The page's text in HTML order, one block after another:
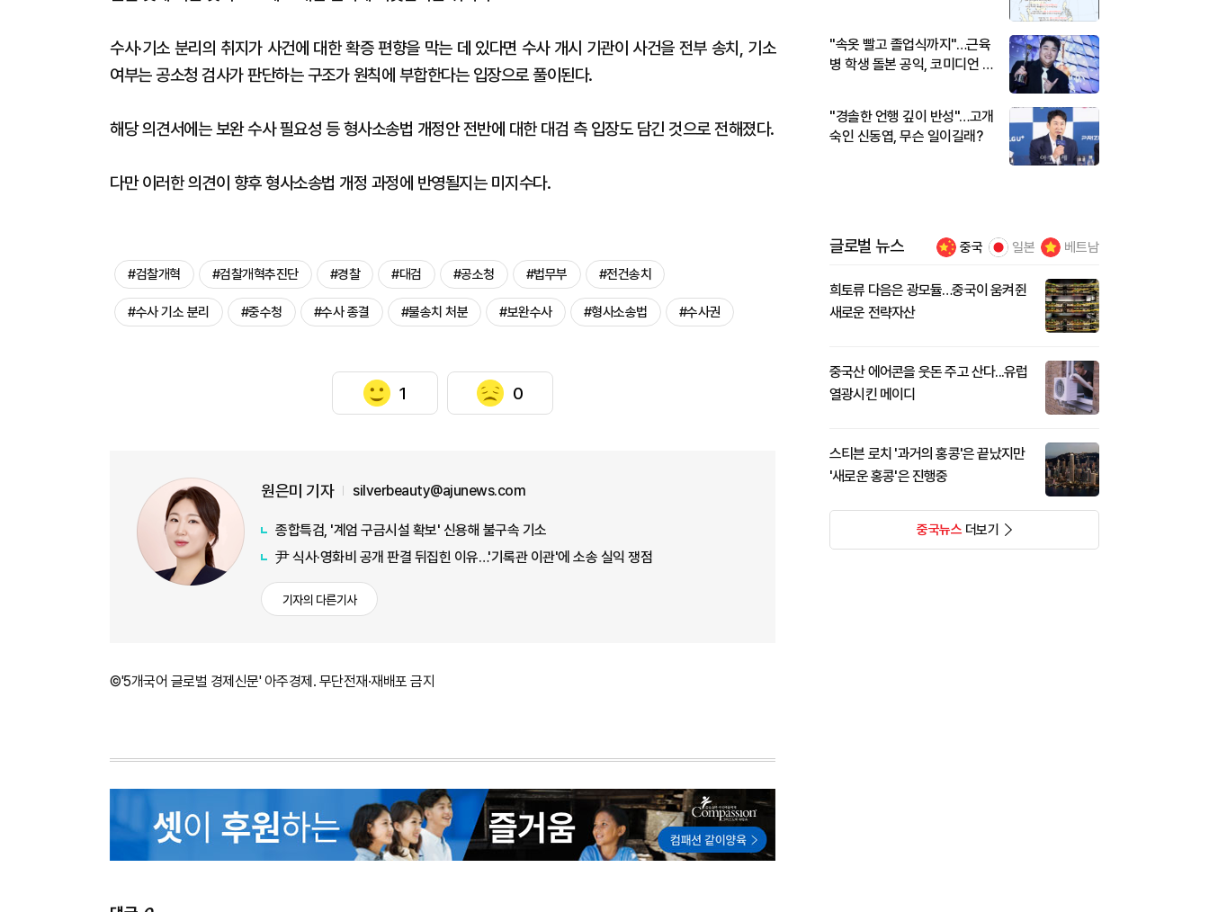
수사·기소 분리의 취지가 사건에 대한 확증 편향을 막는 데 있다면 수사 개시 기관이 사건을 전부 송치, 기소
여부는 공소청 검사가 판단하는 구조가 원칙에 부합한다는 입장으로 풀이된다.
해당 의견서에는 보완 수사 필요성 등 형사소송법 개정안 전반에 대한 대검 측 입장도 담긴 것으로 전해졌다.
다만 이러한 의견이 향후 형사소송법 개정 과정에 반영될지는 미지수다.
#검찰개혁 #검찰개혁추진단 #경찰 #대검 #공소청 #법무부 #전건송치
#수사 기소 분리 #중수청 #수사 종결 #불송치 처분 #보완수사 #형사소송법 #수사권
1 0
원은미 기자 silverbeauty@ajunews.com
종합특검, '계엄 구금시설 확보' 신용해 불구속 기소
尹 식사·영화비 공개 판결 뒤집힌 이유…'기록관 이관'에 소송 실익 쟁점
기자의 다른기사
©'5개국어 글로벌 경제신문' 아주경제. 무단전재·재배포 금지
"속옷 빨고 졸업식까지"…근육
병 학생 돌본 공익, 코미디언 김
"경솔한 언행 깊이 반성"…고개
숙인 신동엽, 무슨 일이길래?
글로벌 뉴스 중국 일본 베트남
희토류 다음은 광모듈…중국이 움켜쥔
새로운 전략자산
중국산 에어콘을 웃돈 주고 산다...유럽
열광시킨 메이디
스티븐 로치 '과거의 홍콩'은 끝났지만
'새로운 홍콩'은 진행중
중국뉴스더보기